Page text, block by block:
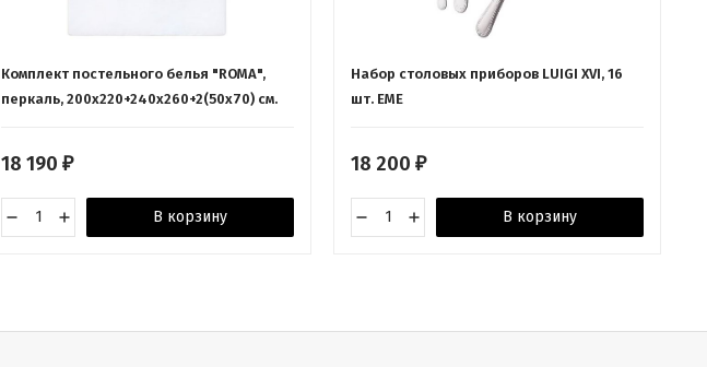
Комплект постельного белья "ROMA",
перкаль, 200х220+240x260+2(50х70) см.
18 190 ₽
В корзину
Набор столовых приборов LUIGI XVI, 16
шт. EME
18 200 ₽
В корзину